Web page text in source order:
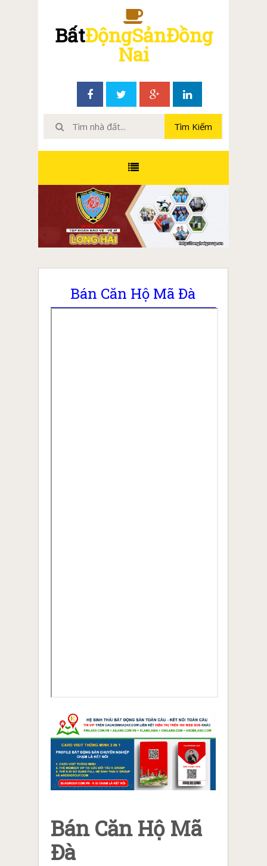
BấtĐộngSảnĐồng
Nai
Bán Căn Hộ Mã Đà
Bán Căn Hộ Mã
Đà